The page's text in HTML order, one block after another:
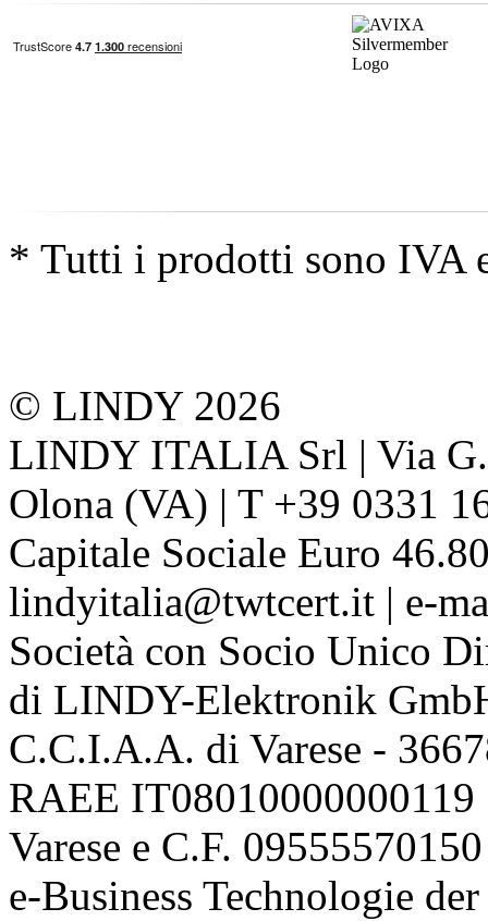
* Tutti i prodotti sono IVA
© LINDY 2026
LINDY ITALIA Srl | Via
Olona (VA) | T +39 0331
Capitale Sociale Euro
lindyitalia@twtcert.it | e-
Società con Socio Unico
di LINDY-Elektronik
C.C.I.A.A. di Varese -
RAEE
Varese e C.F. 09555570150
e-Business Technologie